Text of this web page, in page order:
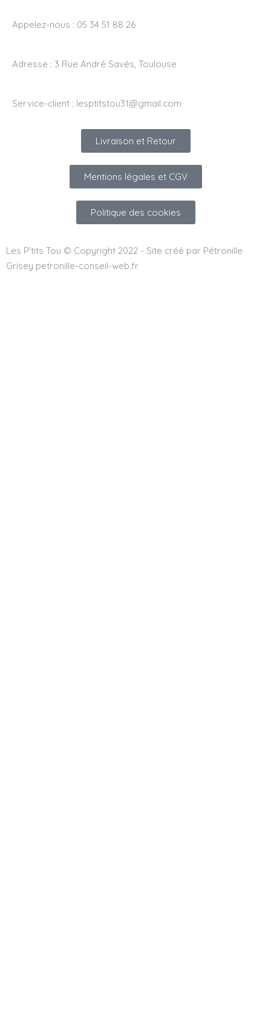
Appelez-nous : 05 34 51 88 26
Adresse : 3 Rue André Savés, Toulouse
Service-client : lesptitstou31@gmail.com
Livraison et Retour
Mentions légales et CGV
Politique des cookies
Les P'tits Tou © Copyright 2022 - Site créé par Pétronille
Grisey petronille-conseil-web.fr